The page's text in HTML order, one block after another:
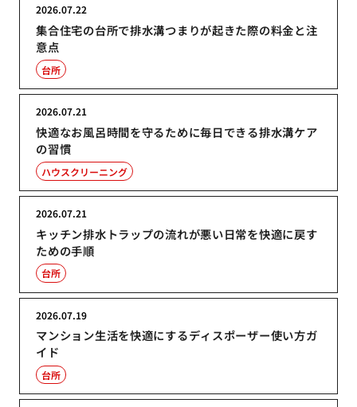
集合住宅の台所で排水溝つまりが起きた際の料金と注
意点
2026.07.22
台所
快適なお風呂時間を守るために毎日できる排水溝ケア
の習慣
2026.07.21
ハウスクリーニング
キッチン排水トラップの流れが悪い日常を快適に戻す
ための手順
2026.07.21
台所
マンション生活を快適にするディスポーザー使い方ガ
イド
2026.07.19
台所